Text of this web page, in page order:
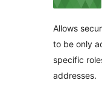
Allows
to be only
specific
addresses.